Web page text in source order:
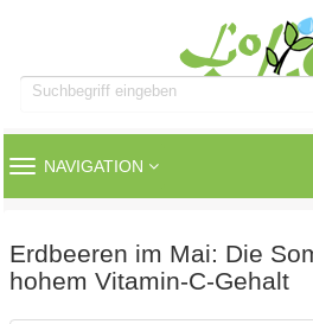
TOGGLE
NAVIGATION
Erdbeeren im Mai: Die
hohem Vitamin-C-Gehalt